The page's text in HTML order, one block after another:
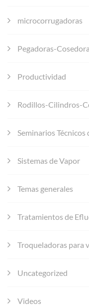
microcorrugadoras
Pegadoras-
Productividad
Rodillos-Cilindros-
Seminarios
Sistemas de Vapor
Temas generales
Tratamientos de
Troqueladoras para
Uncategorized
Videos